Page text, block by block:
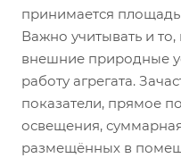
принимается
Важно учитывать и
внешние природные
работу агрегата.
показатели, прямое
освещения,
размещённых в